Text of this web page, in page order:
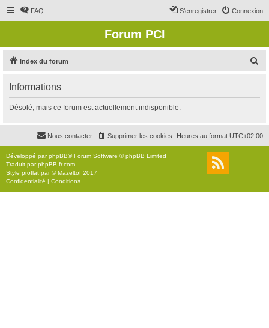
FAQ Connexion
S’enregistrer
Forum PCI
Index du forum
r
c
r
Informations
Désolé, mais ce forum est actuellement indisponible.
Heures au format UTC+02:00
Supprimer les cookies
Nous contacter
Développé parphpBB® Forum Software © phpBB Limited
Traduit parphpBB-fr.com
Style proflat par ©Mazeltof 2017
Confidentialité | Conditions